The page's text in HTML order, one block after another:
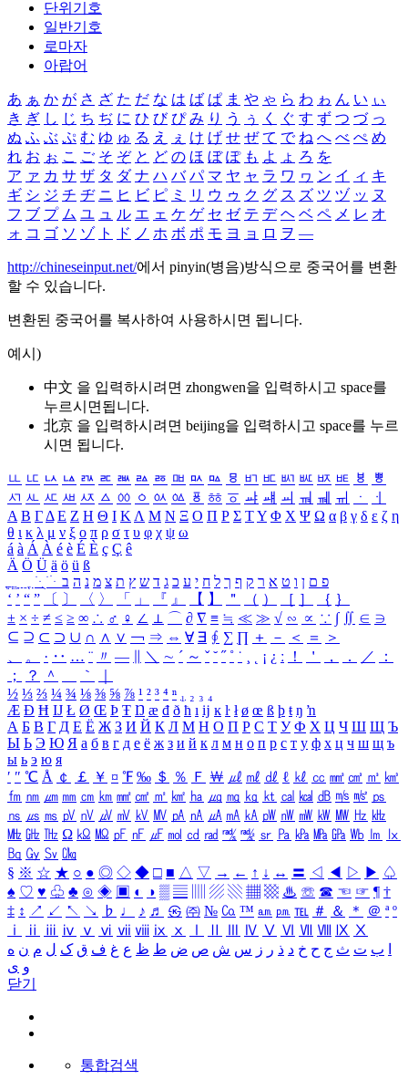
단위기호
일반기호
로마자
아랍어
あ ぁ か が さ ざ た だ な は ば ぱ ま や ゃ ら わ ゎ ん い ぃ
き ぎ し じ ち ぢ に ひ び ぴ み り う ぅ く ぐ す ず つ づ っ
ぬ ふ ぶ ぷ む ゆ ゅ る え ぇ け げ せ ぜ て で ね へ べ ぺ め
れ お ぉ こ ご そ ぞ と ど の ほ ぼ ぽ も よ ょ ろ を
ア ァ カ サ ザ タ ダ ナ ハ バ パ マ ヤ ャ ラ ワ ヮ ン イ ィ キ
ギ シ ジ チ ヂ ニ ヒ ビ ピ ミ リ ウ ゥ ク グ ス ズ ツ ヅ ッ ヌ
フ ブ プ ム ユ ュ ル エ ェ ケ ゲ セ ゼ テ デ ヘ ベ ペ メ レ オ
ォ コ ゴ ソ ゾ ト ド ノ ホ ボ ポ モ ヨ ョ ロ ヲ ―
http://chineseinput.net/에서 pinyin(병음)방식으로 중국어를 변환
할 수 있습니다.
변환된 중국어를 복사하여 사용하시면 됩니다.
예시)
中文 을 입력하시려면 zhongwen을 입력하시고 space를
누르시면됩니다.
北京 을 입력하시려면 beijing을 입력하시고 space를 누르
시면 됩니다.
ㅥ ㅦ ㅧ ㅨ ㅩ ㅪ ㅫ ㅬ ㅭ ㅮ ㅯ ㅰ ㅱ ㅲ ㅳ ㅴ ㅵ ㅶ ㅷ ㅸ
ㅹ
ㅺ ㅻ ㅼ ㅽ ㅾ ㅿ ㆀ ㆁ ㆂ ㆃ ㆄ ㆅ ㆆ ㆇ ㆈ ㆉ ㆊ ㆋ ㆌ ㆍ
ㆎ
Α Β ΓΔ Ε Ζ Η Θ Ι ΚΛ Μ Ν Ξ Ο Π Ρ Σ ΤΥ Φ Χ Ψ Ω α β γ δ ε ζ η
θ ι κ λ μ ν ξ ο π ρ σ τ υ φ χ ψ ω
á à Á À é è É È ç Ç ê
Ä Ö Ü ä ö ü ß
ִֶֹ ֻּ ׁׂ פ ם ן ו ט א ר ק ף ך ל ח י ע כ ג ד ש ץ ת צ מ נ ה ב
‘ ’ “ ” 〔 〕 〈 〉 「 」 『 』 【 】 ＂ （ ） ［ ］ ｛ ｝
± × ÷ ≠ ≤ ≥ ∞ ∴ ♂ ♀ ∠ ⊥ ⌒ ∂ ∇ ≡ ≒ ≪ ≫ √ ∽ ∝ ∵ ∫ ∬ ∈ ∋
⊆ ⊇ ⊂ ⊃ ∪ ∩ ∧ ∨ ￢ ⇒ ⇔ ∀ ∃ ∮ ∑ ∏ ＋ － ＜ ＝
＞
、
。 · ‥ … ¨ 〃 ― ＼ ∼ ´ ～ ˇ ˘ ˝ ˚ ˙ ¸ ¡ ¿ ː ！ ＇ ， ． ／
：
；
？ ＾ ｀
½ ⅓ ⅔ ¼ ¾ ⅛ ⅜ ⅝ ⅞ ¹ ² ³ ⁴ ⁿ ₁ ₂ ₃ ₄
Æ Ð Ħ Ĳ Ł Ø Œ Þ Ŧ Ŋ æ đ ð ħ ı ĳ ĸ ŀ ł ø œ ß þ ŧ ŋ ŉ
А Б В Г Д Е Ё Ж З И Й К Л М Н О П Р С Т У Ф Х Ц Ч Ш Щ Ъ
Ы Ь Э Ю Я а б в г д е ё ж з и й к л м н о п р с т у ф х ц ч ш щ ъ
ы ь э ю я
′ ″ ℃ Å ￠ ￡ ￥ ¤ ℉ ‰ ＄ ％ Ｆ ￦ ㎕ ㎖ ㎗ ℓ ㎘ ㏄ ㎣ ㎤ ㎥ ㎦
㎙ ㎚ ㎛ ㎜ ㎝ ㎞ ㎟ ㎠ ㎡ ㎢ ㏊ ㎍ ㎎ ㎏ ㏏ ㎈ ㎉ ㏈ ㎧ ㎨ ㎰
㎱ ㎲ ㎳ ㎴ ㎵ ㎶ ㎷ ㎸ ㎹ ㎀ ㎁ ㎂ ㎃ ㎄ ㎺ ㎻ ㎽ ㎾ ㎿ ㎐ ㎑
㎒ ㎓ ㎔ Ω ㏀ ㏁ ㎊ ㎋ ㎌ ㏖ ㏅ ㎭ ㎮ ㎯ ㏛ ㎩ ㎪ ㎫ ㎬ ㏝ ㏐
㏓
㏃ ㏉ ㏜ ㏆
§ ※ ☆ ★ ○ ● ◎ ◇ ◆ □ ■ △ ▽ → ← ↑ ↓ ↔ 〓 ◁ ◀ ▷ ▶ ♤
♠ ♡ ♥ ♧ ♣ ⊙ ◈ ▣ ◐ ◑ ▒ ▤ ▨ ▧ ▦ ▩ ♨ ☏ ☎ ☜ ☞ ¶ †
‡ ↕ ↗ ↙ ↖ ↘ ♭ ♩ ♪ ♬ ㉿ ㈜ № ㏇ ™ ㏂ ㏘ ℡ ＃ ＆ ＊ ＠ ª º
ⅰ
ⅱ ⅲ ⅳ ⅴ ⅵ ⅶ ⅷ ⅸ ⅹ Ⅳ Ⅴ Ⅵ Ⅶ Ⅷ Ⅸ Ⅹ
ب ت ث ج ح خ د ذ ر ز س ش ص ض ط ظ ع غ ف ق ک ل م ن ه
و ی
닫기
통합검색